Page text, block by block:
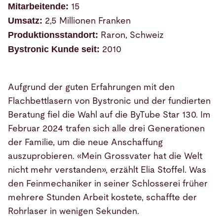
Mitarbeitende: 15
Umsatz: 2,5 Millionen Franken
Produktionsstandort: Raron, Schweiz
Bystronic Kunde seit: 2010
Aufgrund der guten Erfahrungen mit den
Flachbettlasern von Bystronic und der fundierten
Beratung fiel die Wahl auf die ByTube Star 130. Im
Februar 2024 trafen sich alle drei Generationen
der Familie, um die neue Anschaffung
auszuprobieren. «Mein Grossvater hat die Welt
nicht mehr verstanden», erzählt Elia Stoffel. Was
den Feinmechaniker in seiner Schlosserei früher
mehrere Stunden Arbeit kostete, schaffte der
Rohrlaser in wenigen Sekunden.